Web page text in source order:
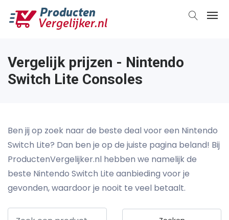
Vergelijk prijzen - Nintendo
Switch Lite Consoles
Ben jij op zoek naar de beste deal voor een Nintendo
Switch Lite? Dan ben je op de juiste pagina beland! Bij
ProductenVergelijker.nl hebben we namelijk de
beste Nintendo Switch Lite aanbieding voor je
gevonden, waardoor je nooit te veel betaalt.